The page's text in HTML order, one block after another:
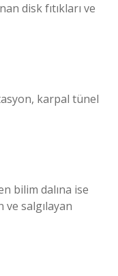
disk fıtıkları ve
karpal tünel
bilim dalına ise
salgılayan